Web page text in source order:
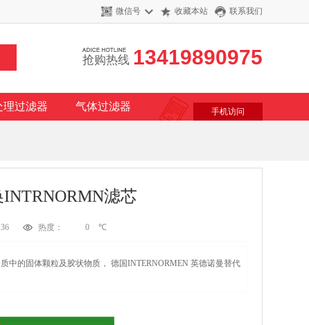
微信号 收藏本站 联系我们
抢购热线 13419890975
理过滤器 气体过滤器 手机访问
INTRNORMN滤芯
热度： 0 ℃
中的固体颗粒及胶状物质， 德国INTERNORMEN 英德诺曼替代